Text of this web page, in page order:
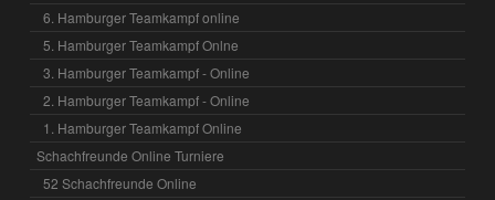
6. Hamburger Teamkampf online
5. Hamburger Teamkampf Onlne
3. Hamburger Teamkampf - Online
2. Hamburger Teamkampf - Online
1. Hamburger Teamkampf Online
Schachfreunde Online Turniere
52 Schachfreunde Online